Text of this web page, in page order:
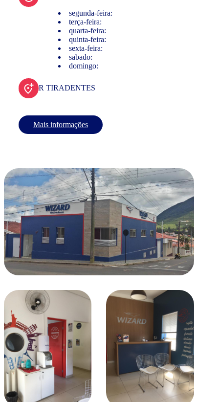
segunda-feira:
terça-feira:
quarta-feira:
quinta-feira:
sexta-feira:
sabado:
domingo:
R TIRADENTES
Mais informações